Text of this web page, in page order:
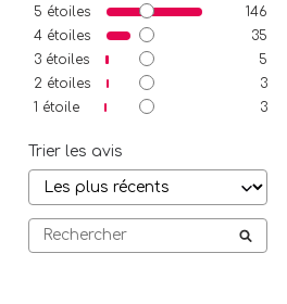
5 étoiles
146
4 étoiles
35
3 étoiles
5
2 étoiles
3
1 étoile 3
Trier les avis